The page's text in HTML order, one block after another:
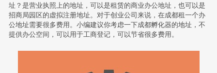
址？是营业执照上的地址，可以是租赁的商业办公地址，也可以是
招商局园区的虚拟注册地址。对于创业公司来说，在成都租一个办
公地址需要很多费用。小编建议你考虑一下成都孵化器的地址，不
提供办公空间，可以用于工商登记，可以节省很多费用。